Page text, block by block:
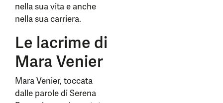
nella sua vita e anche
nella sua carriera.
Le lacrime di
Mara Venier
Mara Venier, toccata
dalle parole di Serena